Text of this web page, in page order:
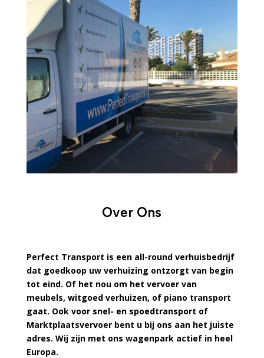
Over Ons
Perfect Transport is een all-round verhuisbedrijf
dat goedkoop uw verhuizing ontzorgt van begin
tot eind. Of het nou om het vervoer van
meubels, witgoed verhuizen, of piano transport
gaat. Ook voor snel- en spoedtransport of
Marktplaatsvervoer bent u bij ons aan het juiste
adres. Wij zijn met ons wagenpark actief in heel
Europa.